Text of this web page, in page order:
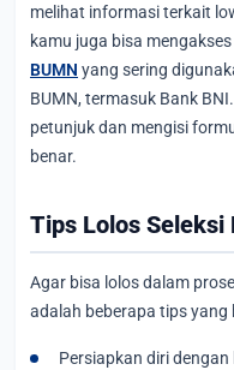
melihat informasi terkait
kamu juga bisa
BUMN yang sering
BUMN, termasuk Bank
petunjuk dan mengisi
benar.
Tips Lolos Seleksi
Agar bisa lolos dalam
adalah beberapa tips yang
Persiapkan diri